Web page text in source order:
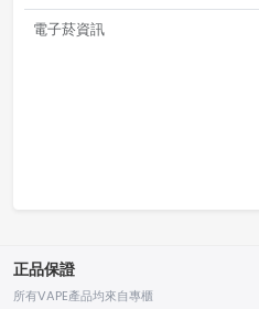
電子菸資訊
正品保證
所有VAPE產品均來自專櫃